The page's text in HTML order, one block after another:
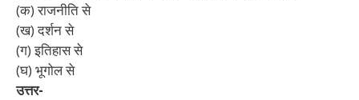
(क) राजनीति से
(ख) दर्शन से
(ग) इतिहास से
(घ) भूगोल से
उत्तर-